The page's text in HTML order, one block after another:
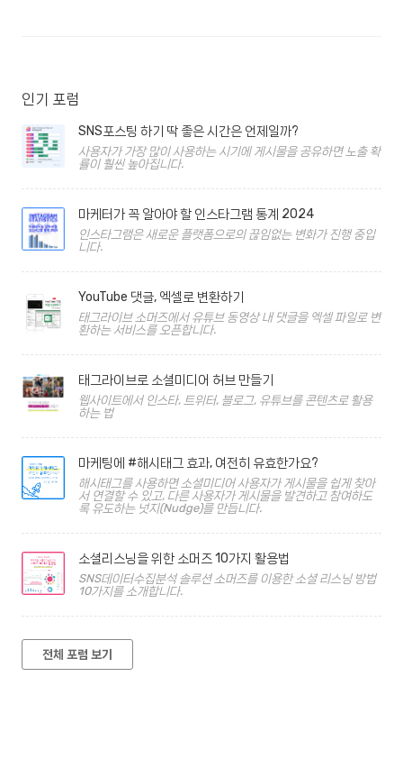
인기 포럼
SNS포스팅 하기 딱 좋은 시간은 언제일까?
사용자가 가장 많이 사용하는 시기에 게시물을 공유하면 노출 확
률이 훨씬 높아집니다.
마케터가 꼭 알아야 할 인스타그램 통계 2024
인스타그램은 새로운 플랫폼으로의 끊임없는 변화가 진행 중입
니다.
YouTube 댓글, 엑셀로 변환하기
태그라이브 소머즈에서 유튜브 동영상 내 댓글을 엑셀 파일로 변
환하는 서비스를 오픈합니다.
태그라이브로 소셜미디어 허브 만들기
웹사이트에서 인스타, 트위터, 블로그, 유튜브를 콘텐츠로 활용
하는 법
마케팅에 #해시태그 효과, 여전히 유효한가요?
해시태그를 사용하면 소셜미디어 사용자가 게시물을 쉽게 찾아
서 연결할 수 있고, 다른 사용자가 게시물을 발견하고 참여하도
록 유도하는 넛지(Nudge)를 만듭니다.
소셜리스닝을 위한 소머즈 10가지 활용법
SNS데이터수집분석 솔루션 소머즈를 이용한 소셜 리스닝 방법
10가지를 소개합니다.
전체 포럼 보기